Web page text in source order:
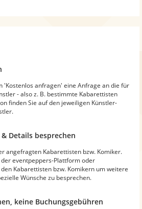
'Kostenlos anfragen' eine Anfrage an die für
- also z. B. bestimmte Kabarettisten
finden Sie auf den jeweiligen Künstler-
Details besprechen
angefragten Kabarettisten bzw. Komiker.
eventpeppers-Plattform oder
Kabarettisten bzw. Komikern um weitere
Wünsche zu besprechen.
keine Buchungsgebühren